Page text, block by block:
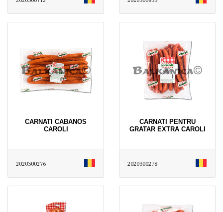
CARNATI CABANOS
CAROLI
2020300276
CARNATI PENTRU
GRATAR EXTRA CAROLI
2020300278